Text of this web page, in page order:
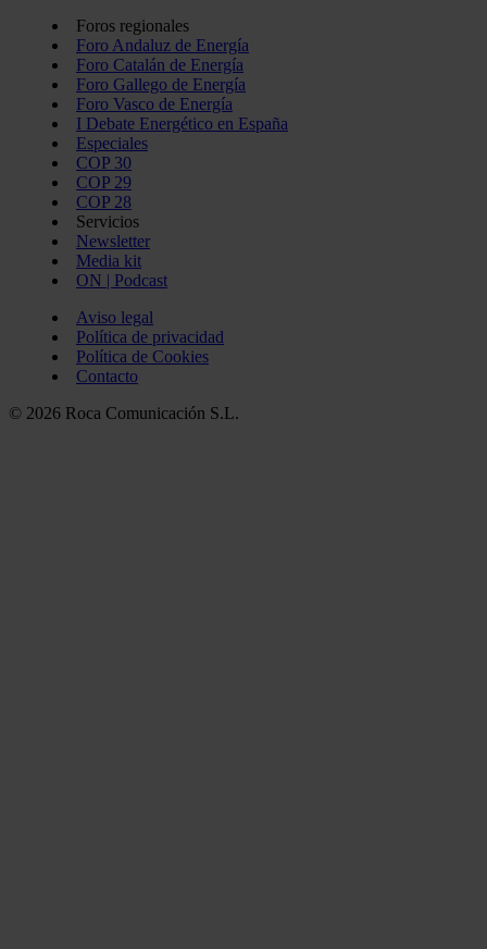
Foros regionales
Foro Andaluz de Energía
Foro Catalán de Energía
Foro Gallego de Energía
Foro Vasco de Energía
I Debate Energético en España
Especiales
COP 30
COP 29
COP 28
Servicios
Newsletter
Media kit
ON | Podcast
Aviso legal
Política de privacidad
Política de Cookies
Contacto
© 2026 Roca Comunicación S.L.